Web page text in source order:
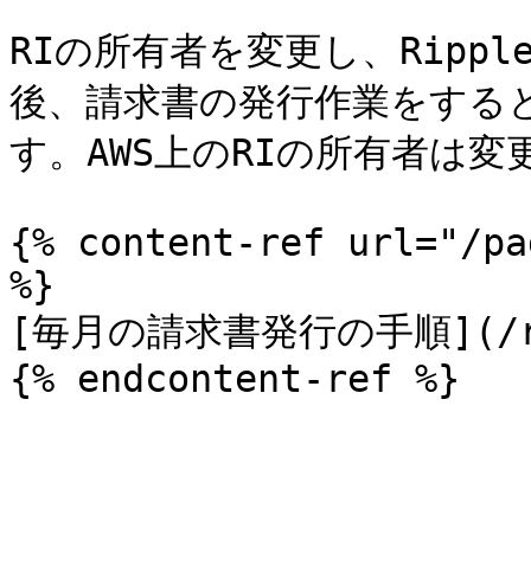
RIの所有者を変更し、
後、請求書の発行作業をする
す。AWS上のRIの所有者は変
{% content-ref url="/
%}
[毎月の請求書発行の手